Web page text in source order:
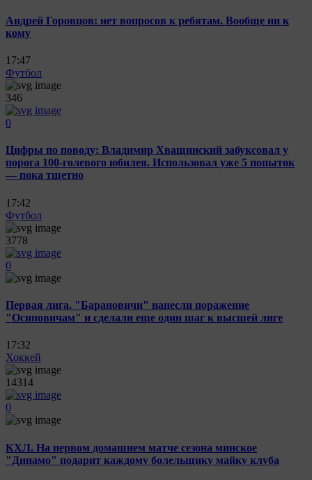
Андрей Горовцов: нет вопросов к ребятам. Вообще ни к
кому
17:47
Футбол
346
0
Цифры по поводу: Владимир Хващинский забуксовал у
порога 100-голевого юбилея. Использовал уже 5 попыток
— пока тщетно
17:42
Футбол
3778
0
Первая лига. "Барановичи" нанесли поражение
"Осиповичам" и сделали еще один шаг к высшей лиге
17:32
Хоккей
14314
0
КХЛ. На первом домашнем матче сезона минское
"Динамо" подарит каждому болельщику майку клуба